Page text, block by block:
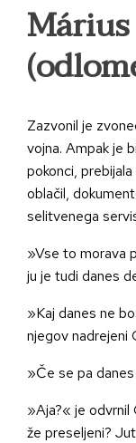
Zazvonil je
vojna. Ampak je
pokonci,
oblačil,
selitvenega
»Vse to morava
ju je tudi danes
»Kaj danes ne
njegov nadrejeni
»Če se pa
»Aja?« je
že preseljeni?